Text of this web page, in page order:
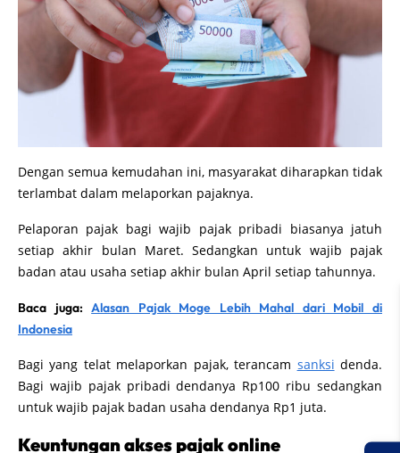
Dengan semua kemudahan ini, masyarakat diharapkan tidak
terlambat dalam melaporkan pajaknya.
Pelaporan pajak bagi wajib pajak pribadi biasanya jatuh
setiap akhir bulan Maret. Sedangkan untuk wajib pajak
badan atau usaha setiap akhir bulan April setiap tahunnya.
Baca juga:Alasan Pajak Moge Lebih Mahal dari Mobil di
Indonesia
Bagi yang telat melaporkan pajak, terancam sanksi denda.
Bagi wajib pajak pribadi dendanya Rp100 ribu sedangkan
untuk wajib pajak badan usaha dendanya Rp1 juta.
Keuntungan akses pajak online